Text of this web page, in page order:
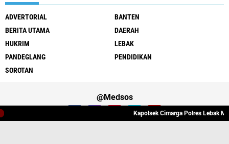
ADVERTORIAL
BANTEN
BERITA UTAMA
DAERAH
HUKRIM
LEBAK
PANDEGLANG
PENDIDIKAN
SOROTAN
@Medsos
Kapolsek Cimarga Polres Lebak